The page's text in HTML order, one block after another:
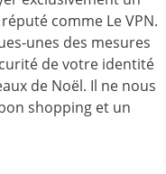
comme Le VPN.
unes des mesures
de votre identité
de Noël. Il ne nous
shopping et un